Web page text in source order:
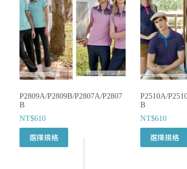
P2809A/P2809B/P2807A/P2807
B
NT$610
選擇規格
產
P2510A/
B
NT$610
選擇規格
產